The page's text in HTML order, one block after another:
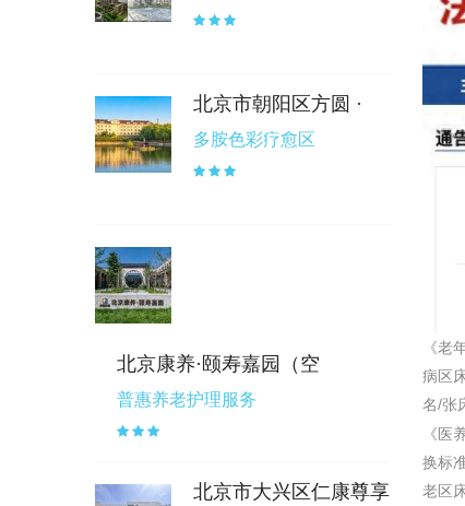
北京市朝阳区方圆 ·
多胺色彩疗愈区
北京康养·颐寿嘉园（空
普惠养老护理服务
北京市大兴区仁康尊享
《老
病区
名/张
《医
换标
老区